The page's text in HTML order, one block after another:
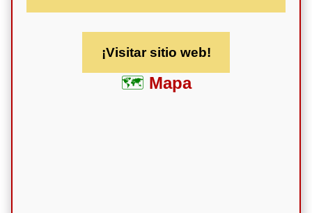
¡Visitar sitio web!
Mapa